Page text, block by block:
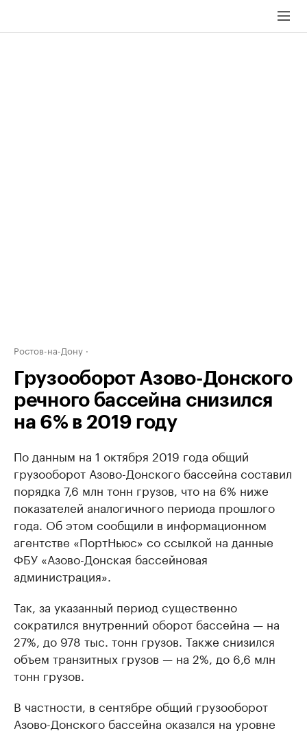
Ростов-на-Дону
Грузооборот Азово-Донского
речного бассейна снизился
на 6% в 2019 году
По данным на 1 октября 2019 года общий
грузооборот Азово-Донского бассейна составил
порядка 7,6 млн тонн грузов, что на 6% ниже
показателей аналогичного периода прошлого
года. Об этом сообщили в информационном
агентстве «ПортНьюс» со ссылкой на данные
ФБУ «Азово-Донская бассейновая
администрация».
Так, за указанный период существенно
сократился внутренний оборот бассейна — на
27%, до 978 тыс. тонн грузов. Также снизился
объем транзитных грузов — на 2%, до 6,6 млн
тонн грузов.
В частности, в сентябре общий грузооборот
Азово-Донского бассейна оказался на уровне